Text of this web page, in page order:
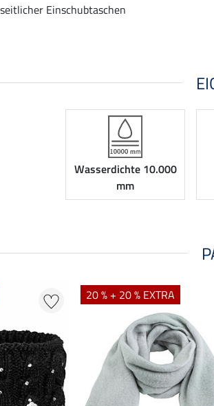
Einschubtaschen
Wasserdichte 10.000
mm
20 % + 20 % EXTRA